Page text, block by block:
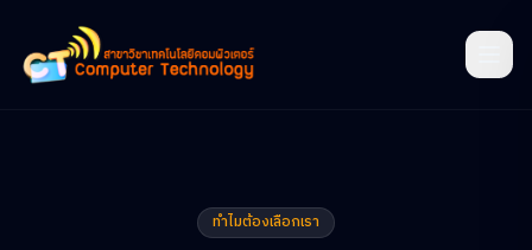
ทำไมต้องเลือกเรา